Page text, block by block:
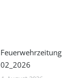
Feuerwehrzeitung
02_2026